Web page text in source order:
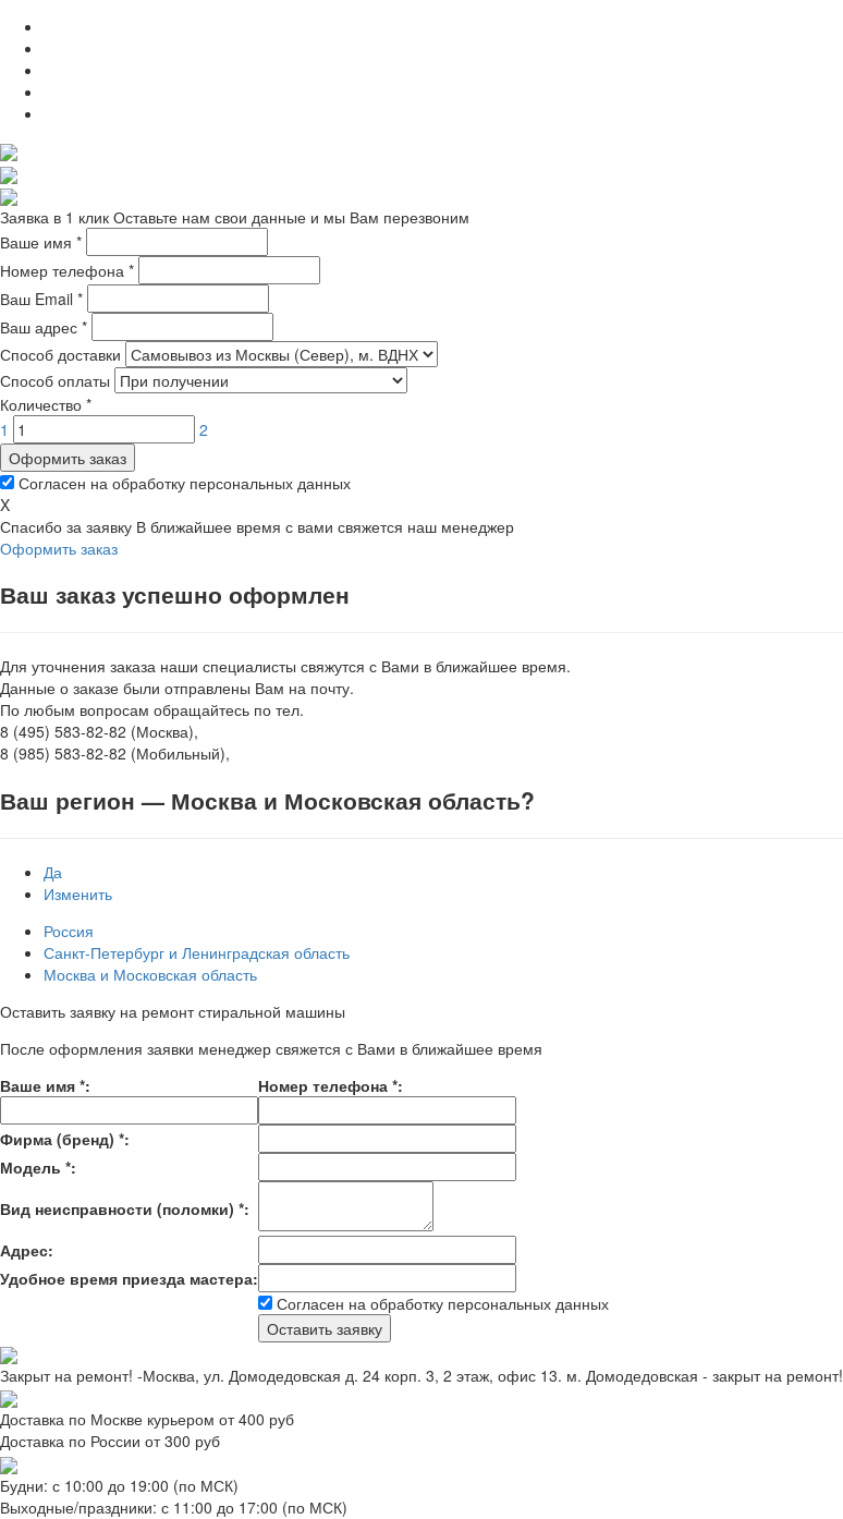
Заявка в 1 клик Оставьте нам свои данные и мы Вам перезвоним
Ваше имя *
Номер телефона *
Ваш Email *
Ваш адрес *
Способ доставки
Способ оплаты
Количество *
1
2
Оформить заказ
Согласен на обработку персональных данных
X
Спасибо за заявку В ближайшее время с вами свяжется наш менеджер
Оформить заказ
Ваш заказ успешно оформлен
Для уточнения заказа наши специалисты свяжутся с Вами в ближайшее время.
Данные о заказе были отправлены Вам на почту.
По любым вопросам обращайтесь по тел.
8 (495) 583-82-82 (Москва),
8 (985) 583-82-82 (Мобильный),
Ваш регион — Москва и Московская область?
Да
Изменить
Россия
Санкт-Петербург и Ленинградская область
Москва и Московская область
Оставить заявку на ремонт стиральной машины
После оформления заявки менеджер свяжется с Вами в ближайшее время
Ваше имя *: Номер телефона *:
Фирма (бренд) *:
Модель *:
Вид неисправности (поломки) *:
Адрес:
Удобное время приезда мастера:
Согласен на обработку персональных данных
Закрыт на ремонт! -Москва, ул. Домодедовская д. 24 корп. 3, 2 этаж, офис 13. м. Домодедовская - закрыт на ремонт!
Доставка по Москве курьером от 400 руб
Доставка по России от 300 руб
Будни: с 10:00 до 19:00 (по МСК)
Выходные/праздники: с 11:00 до 17:00 (по МСК)